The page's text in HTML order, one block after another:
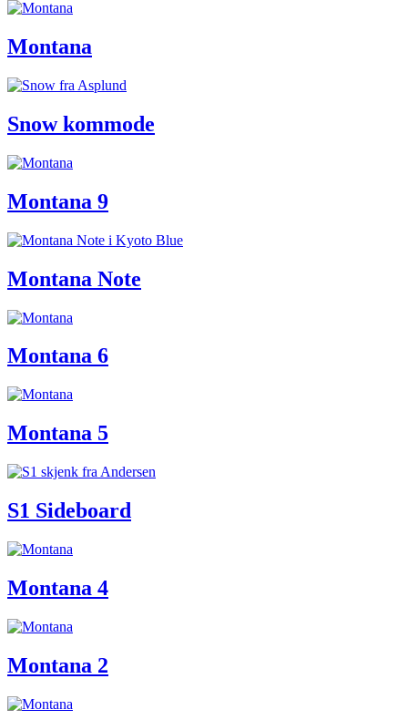
Montana
Snow kommode
Montana 9
Montana Note
Montana 6
Montana 5
S1 Sideboard
Montana 4
Montana 2